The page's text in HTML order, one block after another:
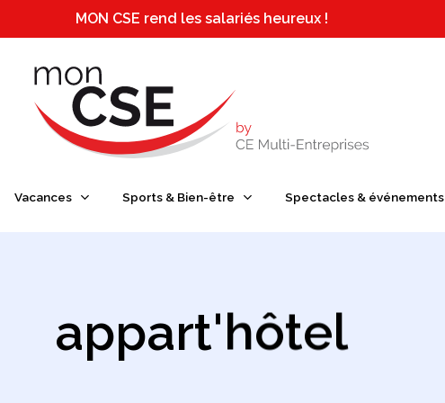
MON CSE rend les salariés heureux !
ou ESC pour fermer
Vacances Sports & Bien-être Spectacles & événements
appart'hôtel